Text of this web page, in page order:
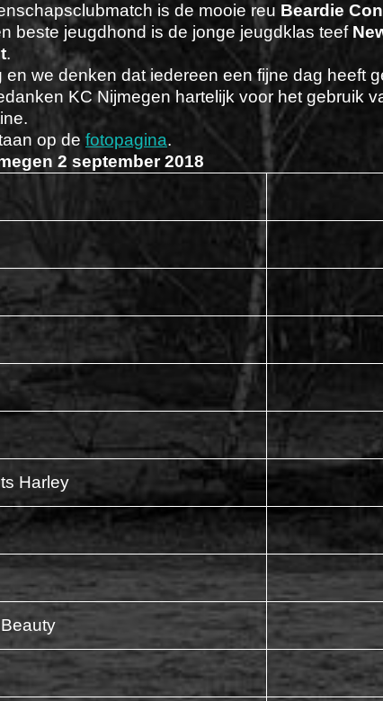
is de mooie reu Beardie
beste jeugdhond is de jonge jeugdklas teef
.
we denken dat iedereen een fijne dag heeft
KC Nijmegen hartelijk voor het gebruik
op de fotopagina.
2 september 2018
Harley